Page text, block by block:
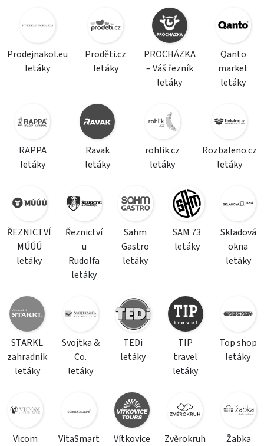
Prodejnakol.eu
letáky
Proděti.cz
letáky
PROCHÁZKA
– Váš řezník
letáky
Qanto
market
letáky
RAPPA
letáky
Ravak
letáky
rohlik.cz
letáky
Rozbaleno.cz
letáky
ŘEZNICTVÍ
MÚÚÚ
letáky
Řeznictví
u
Rudolfa
letáky
Sahm
Gastro
letáky
SAM 73
letáky
Skladová
okna
letáky
STARKL
zahradník
letáky
Svojtka &
Co.
letáky
TEDi
letáky
TIP
travel
letáky
Top shop
letáky
Vicom
VitaSmart
Vítkovice
Zvěrokruh
Žabka